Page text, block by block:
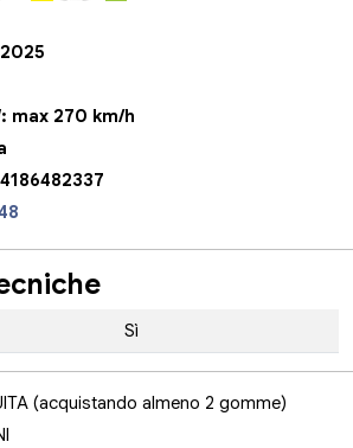
2025
max 270 km/h
Sì
(acquistando almeno 2 gomme)